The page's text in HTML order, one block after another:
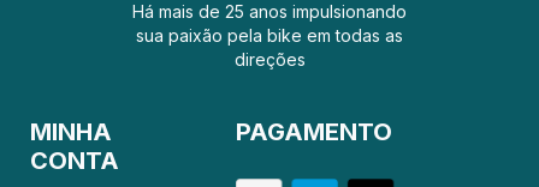
Há mais de 25 anos impulsionando
sua paixão pela bike em todas as
direções
MINHA
CONTA
PAGAMENTO